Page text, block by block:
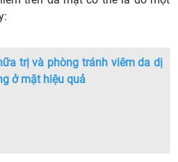
trị và phòng tránh viêm da dị
ở mặt hiệu quả